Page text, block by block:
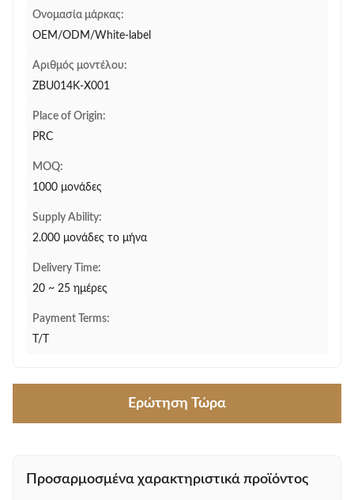
Ονομασία μάρκας:
OEM/ODM/White-label
Αριθμός μοντέλου:
ZBU014K-X001
Place of Origin:
PRC
MOQ:
1000 μονάδες
Supply Ability:
2.000 μονάδες το μήνα
Delivery Time:
20 ~ 25 ημέρες
Payment Terms:
T/T
Ερώτηση Τώρα
Προσαρμοσμένα χαρακτηριστικά προϊόντος